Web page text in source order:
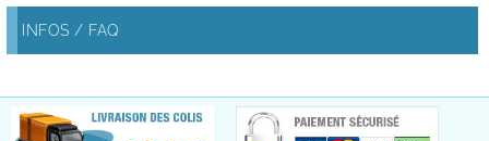
INFOS / FAQ